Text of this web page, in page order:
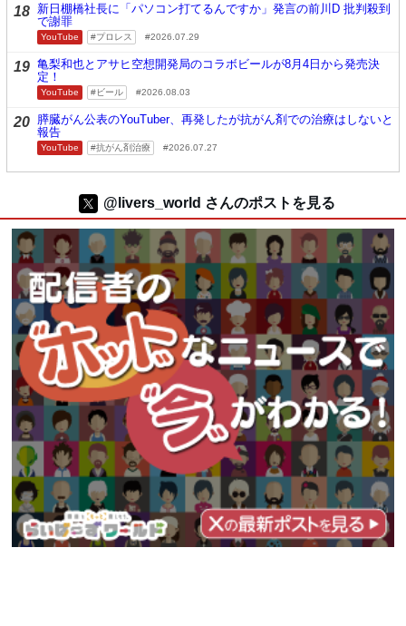
18 新日棚橋社長に「パソコン打てるんですか」発言の前川D 批判殺到
で謝罪
YouTube プロレス 2026.07.29
19 亀梨和也とアサヒ空想開発局のコラボビールが8月4日から発売決
定！
YouTube ビール 2026.08.03
20 膵臓がん公表のYouTuber、再発したが抗がん剤での治療はしないと
報告
YouTube 抗がん剤治療 2026.07.27
@livers_world さんのポストを見る